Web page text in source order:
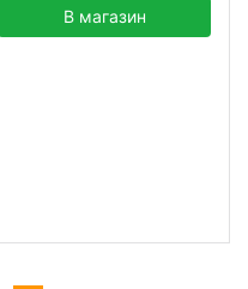
В магазин